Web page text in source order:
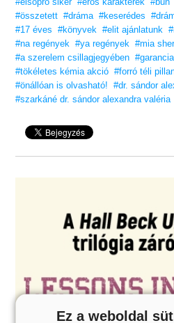
#összetett #dráma #keserédes
#17 éves
#könyvek #elit ajánlatunk
#na regények
#ya regények
#mia
#a szerelem csillagjegyében #garancia
#tökéletes kémia akció #forró téli
#önállóan is olvasható!
#dr. sándor
#szarkáné dr. sándor alexandra valéria
Ez a weboldal